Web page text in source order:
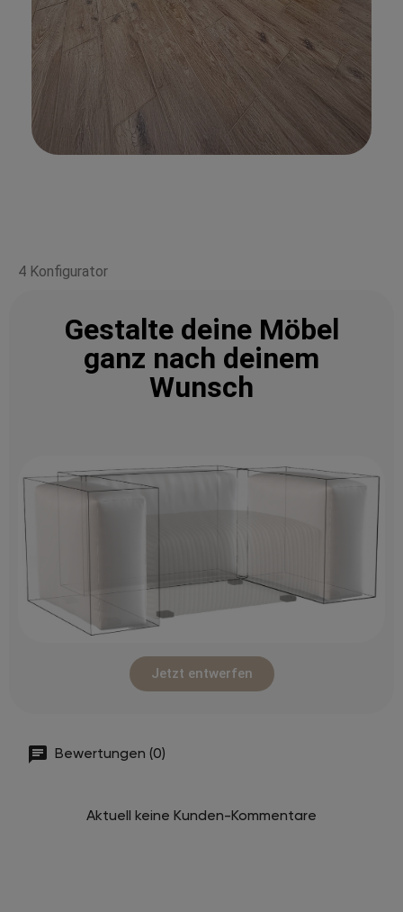
4 Konfigurator
Gestalte deine Möbel
ganz nach deinem
Wunsch
Jetzt entwerfen
Bewertungen (0)
Aktuell keine Kunden-Kommentare